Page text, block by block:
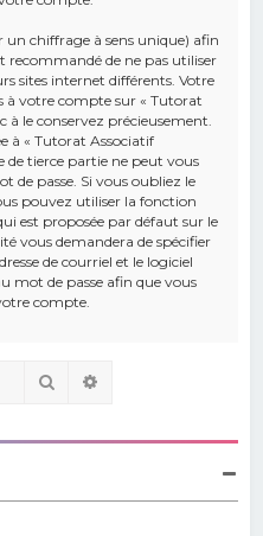
un chiffrage à sens unique) afin
recommandé de ne pas utiliser
sites internet différents. Votre
à votre compte sur « Tutorat
à le conservez précieusement.
à « Tutorat Associatif
de tierce partie ne peut vous
passe. Si vous oubliez le
pouvez utiliser la fonction
est proposée par défaut sur le
vous demandera de spécifier
de courriel et le logiciel
mot de passe afin que vous
compte.
Rechercher